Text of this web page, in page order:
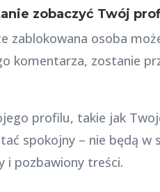
zobaczyć Twój
zablokowana osoba
komentarza, zostanie
profilu, takie jak
spokojny – nie będą w
i pozbawiony treści.